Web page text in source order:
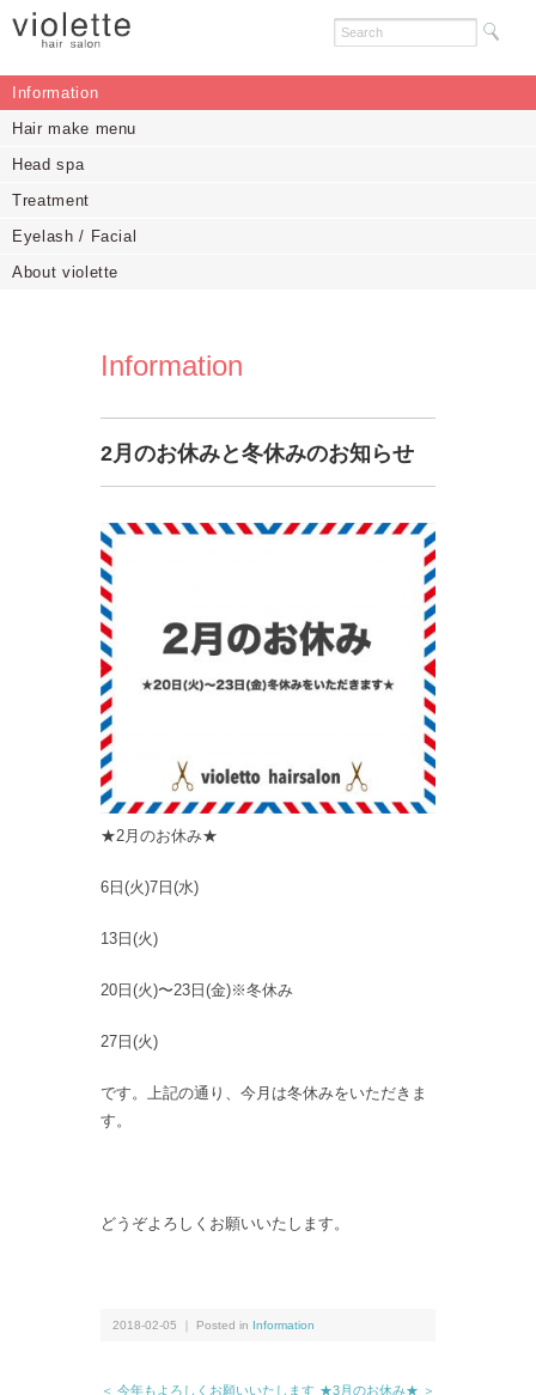
Information
Hair make menu
Head spa
Treatment
Eyelash / Facial
About violette
Information
2月のお休みと冬休みのお知らせ
★2月のお休み★
6日(火)7日(水)
13日(火)
20日(火)〜23日(金)※冬休み
27日(火)
です。上記の通り、今月は冬休みをいただきま
す。
どうぞよろしくお願いいたします。
2018-02-05 ｜ Posted in Information
＜ 今年もよろしくお願いいたします ★3月のお休み★ ＞